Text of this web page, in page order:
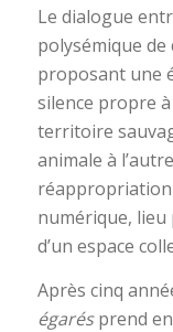
Le dialogue
polysémique de
proposant une
silence propre
territoire
animale à
réappropriation
numérique,
d’un espace
Après cinq
égarésprend en